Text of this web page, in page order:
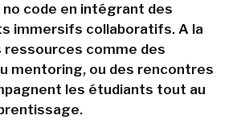
code en intégrant des
immersifs collaboratifs. A la
comme des
mentoring, ou des rencontres
les étudiants tout au